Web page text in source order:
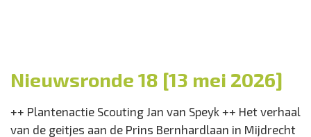
Nieuwsronde 18 [13 mei 2026]
++ Plantenactie Scouting Jan van Speyk ++ Het verhaal
van de geitjes aan de Prins Bernhardlaan in Mijdrecht